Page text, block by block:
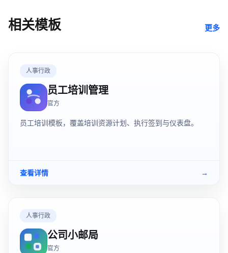
相关模板 更多
人事行政
员工培训管理
官方
员工培训模板，覆盖培训资源计划、执行签到与仪表盘。
查看详情 →
人事行政
公司小邮局
官方